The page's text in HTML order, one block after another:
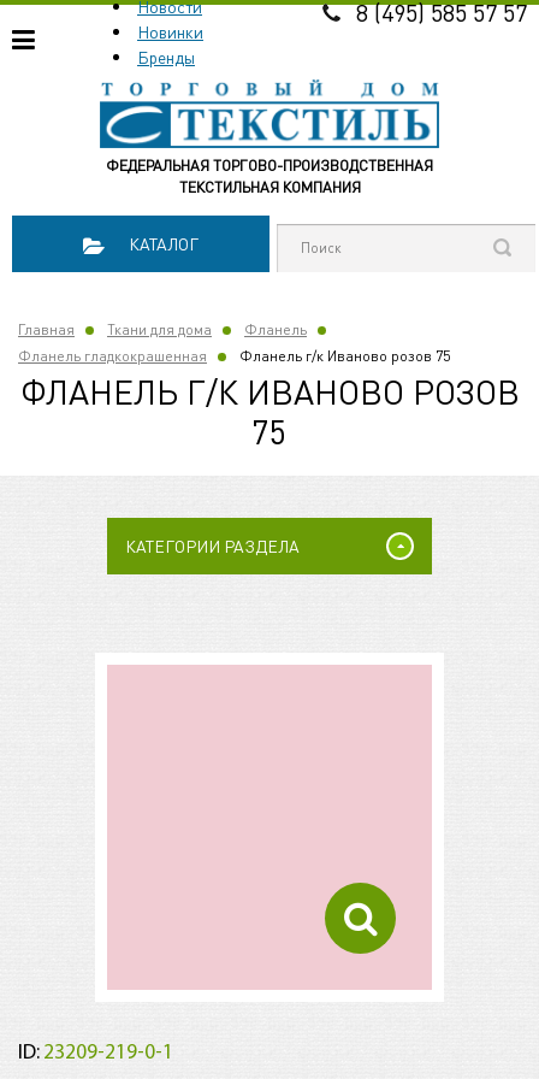
ФЕДЕРАЛЬНАЯ ТОРГОВО-ПРОИЗВОДСТВЕННАЯ
ТЕКСТИЛЬНАЯ КОМПАНИЯ
Новости
Новинки
Бренды
8 (495) 585 57 57
КАТАЛОГ
Главная Ткани для дома
Фланель
Фланель гладкокрашенная
Фланель г/к Иваново розов 75
ФЛАНЕЛЬ Г/К ИВАНОВО РОЗОВ
75
КАТЕГОРИИ РАЗДЕЛА
ID: 23209-219-0-1